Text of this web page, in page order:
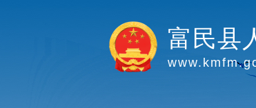
富民县